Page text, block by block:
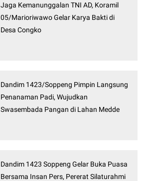
Jaga Kemanunggalan TNI AD, Koramil
05/Marioriwawo Gelar Karya Bakti di
Desa Congko
Dandim 1423/Soppeng Pimpin Langsung
Penanaman Padi, Wujudkan
Swasembada Pangan di Lahan Medde
Dandim 1423 Soppeng Gelar Buka Puasa
Bersama Insan Pers, Pererat Silaturahmi